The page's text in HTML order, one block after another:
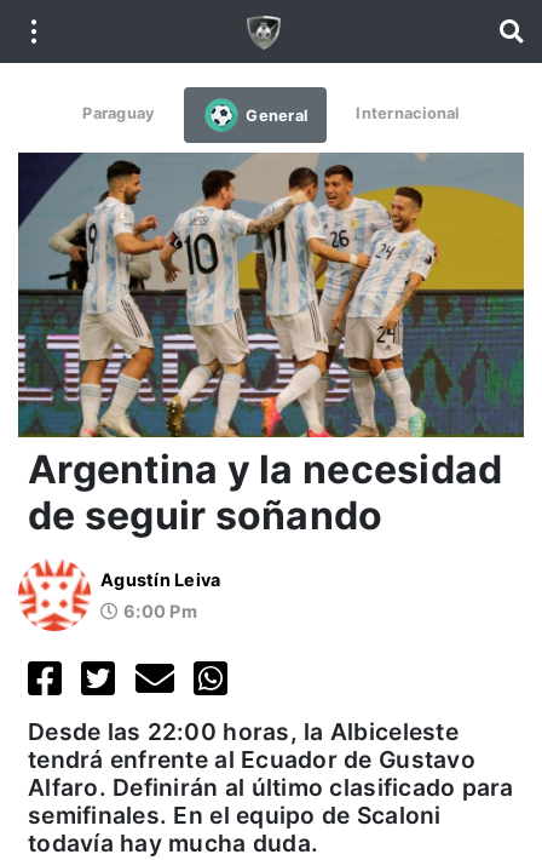
Paraguay General Internacional
Argentina y la necesidad
de seguir soñando
Agustín Leiva
6:00 Pm
Desde las 22:00 horas, la Albiceleste
tendrá enfrente al Ecuador de Gustavo
Alfaro. Definirán al último clasificado para
semifinales. En el equipo de Scaloni
todavía hay mucha duda.